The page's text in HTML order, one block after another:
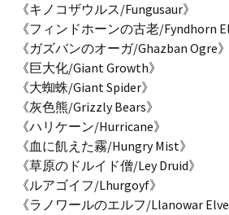
《キノコザウルス/Fungusaur》
《フィンドホーンの古老/Fyndhorn
《ガズバンのオーガ/Ghazban Ogre》
《巨大化/Giant Growth》
《大蜘蛛/Giant Spider》
《灰色熊/Grizzly Bears》
《ハリケーン/Hurricane》
《血に飢えた霧/Hungry Mist》
《草原のドルイド僧/Ley Druid》
《ルアゴイフ/Lhurgoyf》
《ラノワールのエルフ/Llanowar